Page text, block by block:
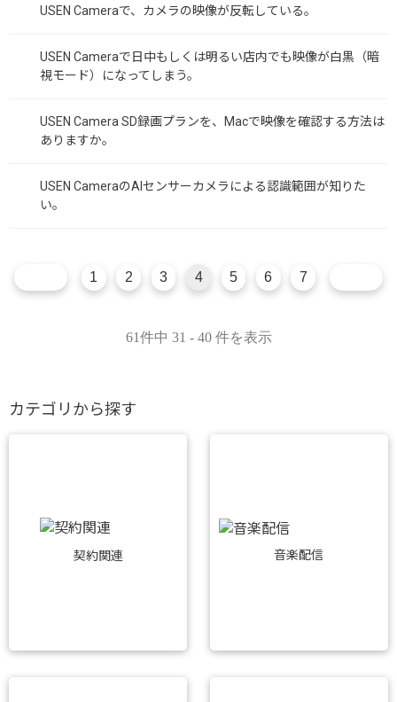
USEN Cameraで、カメラの映像が反転している。
USEN Cameraで日中もしくは明るい店内でも映像が白黒（暗
視モード）になってしまう。
USEN Camera SD録画プランを、Macで映像を確認する方法は
ありますか。
USEN CameraのAIセンサーカメラによる認識範囲が知りた
い。
61件中 31 - 40 件を表示
1 2 3 4 5 6 7
カテゴリから探す
契約関連 音楽配信